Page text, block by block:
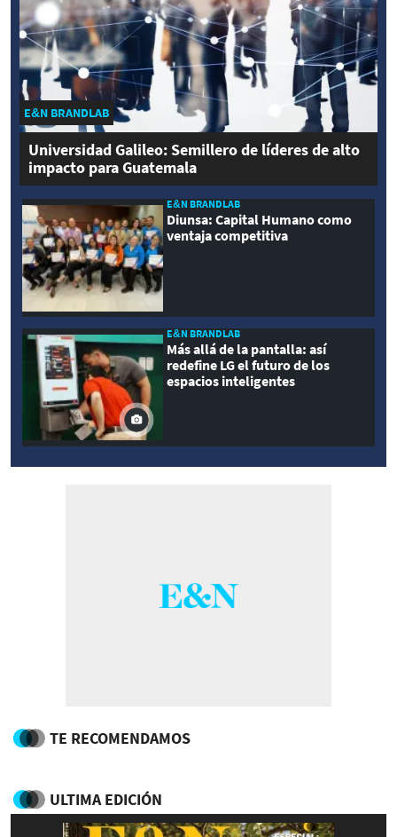
E&N BRANDLAB
Universidad Galileo: Semillero de líderes de alto
impacto para Guatemala
E&N BRANDLAB
Diunsa: Capital Humano como
ventaja competitiva
E&N BRANDLAB
Más allá de la pantalla: así
redefine LG el futuro de los
espacios inteligentes
TE RECOMENDAMOS
ULTIMA EDICIÓN